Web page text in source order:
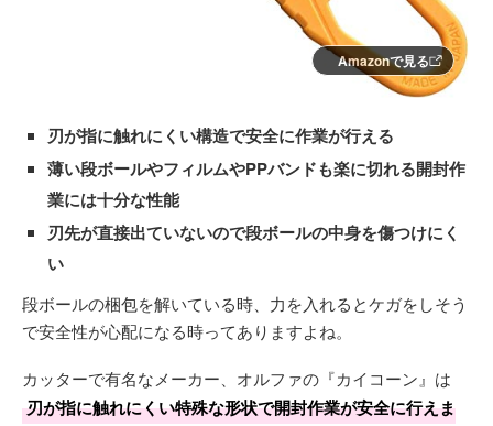
Amazonで見る
刃が指に触れにくい構造で安全に作業が行える
薄い段ボールやフィルムやPPバンドも楽に切れる開封作
業には十分な性能
刃先が直接出ていないので段ボールの中身を傷つけにく
い
段ボールの梱包を解いている時、力を入れるとケガをしそう
で安全性が心配になる時ってありますよね。
カッターで有名なメーカー、オルファの『カイコーン』は
刃が指に触れにくい特殊な形状で開封作業が安全に行えま